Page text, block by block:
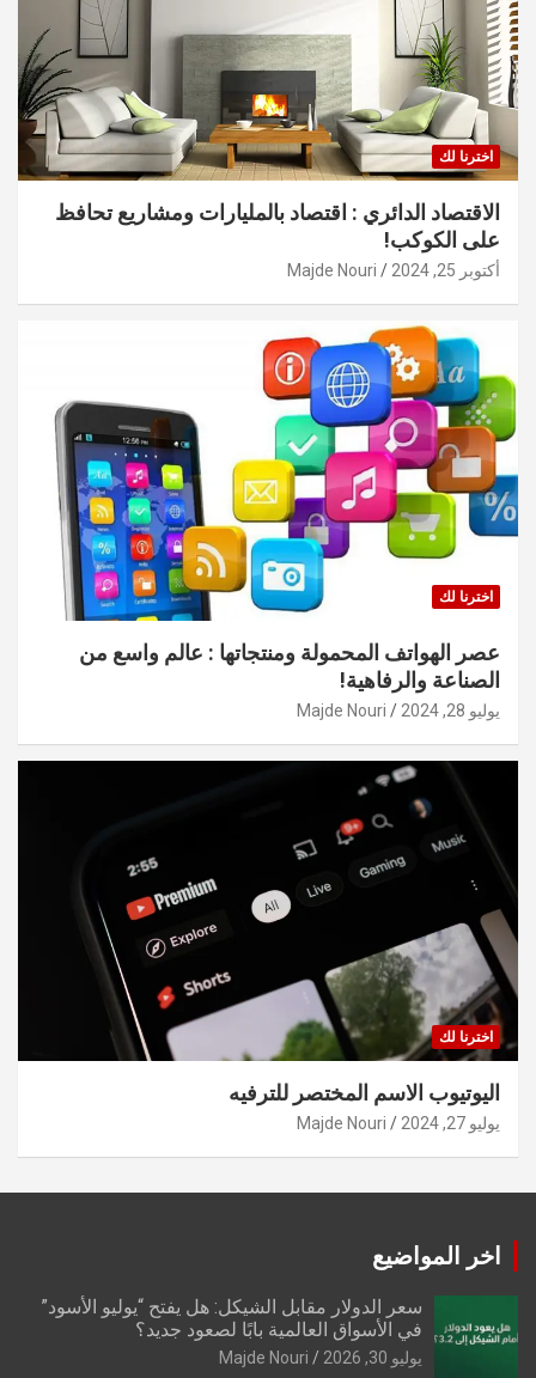
اخترنا لك
الاقتصاد الدائري : اقتصاد بالمليارات ومشاريع تحافظ
على الكوكب!
أكتوبر 25, 2024 Majde Nouri
اخترنا لك
عصر الهواتف المحمولة ومنتجاتها : عالم واسع من
الصناعة والرفاهية!
يوليو 28, 2024 Majde Nouri
اخترنا لك
اليوتيوب الاسم المختصر للترفيه
يوليو 27, 2024 Majde Nouri
اخر المواضيع
سعر الدولار مقابل الشيكل: هل يفتح “يوليو الأسود”
في الأسواق العالمية بابًا لصعود جديد؟
يوليو 30, 2026 Majde Nouri